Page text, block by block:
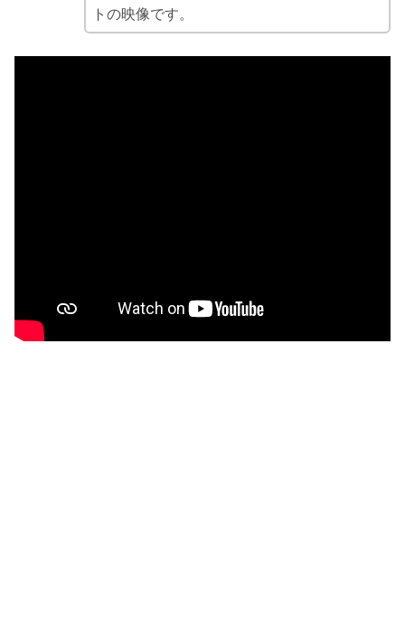
トの映像です。